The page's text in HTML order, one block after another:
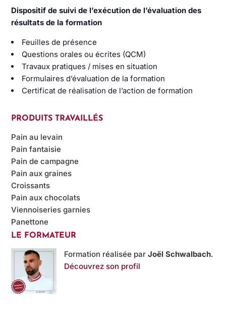
Dispositif de suivi de l’exécution de l’évaluation des
résultats de la formation
Feuilles de présence
Questions orales ou écrites (QCM)
Travaux pratiques / mises en situation
Formulaires d’évaluation de la formation
Certificat de réalisation de l’action de formation
PRODUITS TRAVAILLÉS
Pain au levain
Pain fantaisie
Pain de campagne
Pain aux graines
Croissants
Pain aux chocolats
Viennoiseries garnies
Panettone
LE FORMATEUR
Formation réalisée parJoël Schwalbach.
Découvrez son profil